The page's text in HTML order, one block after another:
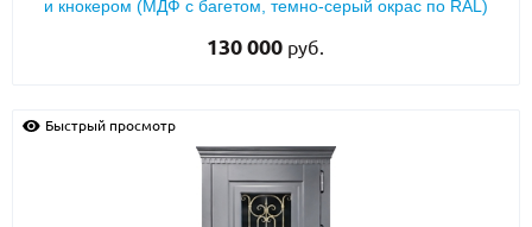
и кнокером (МДФ с багетом, темно-серый окрас по RAL)
130 000 руб.
Быстрый просмотр